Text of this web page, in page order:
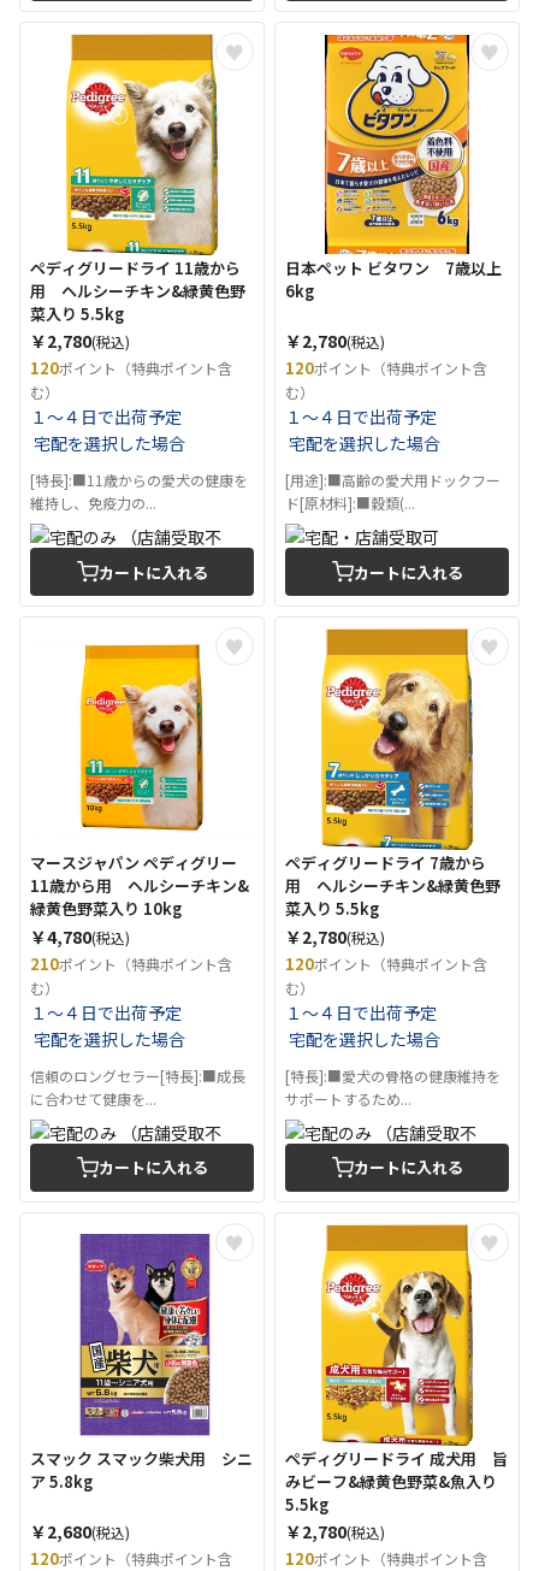
ペディグリードライ 11歳から
用 ヘルシーチキン&緑黄色野
菜入り 5.5kg
￥2,780(税込)
120ポイント（特典ポイント含
む）
１～４日で出荷予定
宅配を選択した場合
[特長]:■11歳からの愛犬の健康を
維持し、免疫力の...
カートに入れる
日本ペット ビタワン 7歳以上
6kg
￥2,780(税込)
120ポイント（特典ポイント含
む）
１～４日で出荷予定
宅配を選択した場合
[用途]:■高齢の愛犬用ドックフー
ド[原材料]:■穀類(...
カートに入れる
マースジャパン ペディグリー
11歳から用 ヘルシーチキン&
緑黄色野菜入り 10kg
￥4,780(税込)
210ポイント（特典ポイント含
む）
１～４日で出荷予定
宅配を選択した場合
信頼のロングセラー[特長]:■成長
に合わせて健康を...
カートに入れる
ペディグリードライ 7歳から
用 ヘルシーチキン&緑黄色野
菜入り 5.5kg
￥2,780(税込)
120ポイント（特典ポイント含
む）
１～４日で出荷予定
宅配を選択した場合
[特長]:■愛犬の骨格の健康維持を
サポートするため...
カートに入れる
スマック スマック柴犬用 シニ
ア 5.8kg
￥2,680(税込)
120ポイント（特典ポイント含
ペディグリードライ 成犬用 旨
みビーフ&緑黄色野菜&魚入り
5.5kg
￥2,780(税込)
120ポイント（特典ポイント含